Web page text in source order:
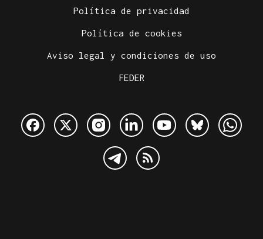
Política de privacidad
Política de cookies
Aviso legal y condiciones de uso
FEDER